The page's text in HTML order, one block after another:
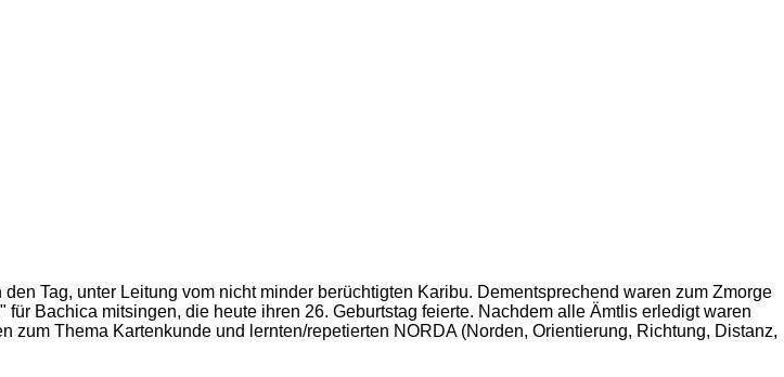
Tag, unter Leitung vom nicht minder berüchtigten Karibu. Dementsprechend waren zum Zmorge
Bachica mitsingen, die heute ihren 26. Geburtstag feierte. Nachdem alle Ämtlis erledigt waren
Thema Kartenkunde und lernten/repetierten NORDA (Norden, Orientierung, Richtung, Distanz,